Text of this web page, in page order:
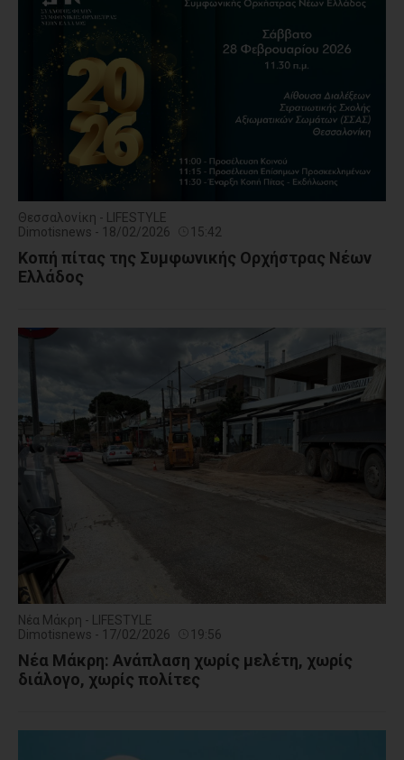
Θεσσαλονίκη - LIFESTYLE
Dimotisnews - 18/02/2026
15:42
Κοπή πίτας της Συμφωνικής Ορχήστρας Νέων
Ελλάδος
Νέα Μάκρη - LIFESTYLE
Dimotisnews - 17/02/2026
19:56
Νέα Μάκρη: Ανάπλαση χωρίς μελέτη, χωρίς
διάλογο, χωρίς πολίτες